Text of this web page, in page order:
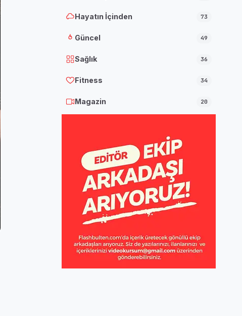
Hayatın İçinden 73
Güncel 49
Sağlık 36
Fitness 34
Magazin 20